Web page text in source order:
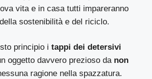
vita e in casa tutti impareranno
sostenibilità e del riciclo.
principio itappi dei detersivi
oggetto davvero prezioso da non
ragione nella spazzatura.